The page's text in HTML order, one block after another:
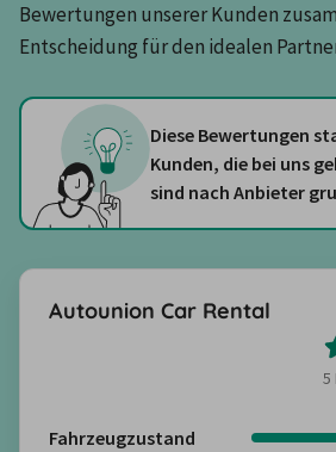
Bewertungen unserer Kunden
Entscheidung für den idealen
Diese Bewertungen
Kunden, die bei uns
sind nach Anbieter
Autounion Car Rental
5
Fahrzeugzustand